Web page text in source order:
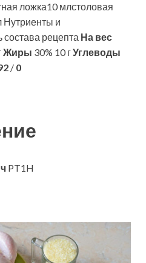
ложка10 млстоловая
Нутриенты и
состава рецепта На вес
Жиры 30% 10 гУглеводы
/ 0
PT1H